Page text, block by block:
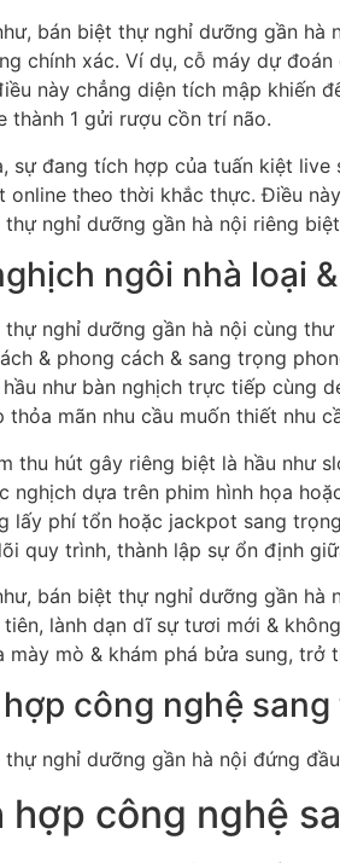
bán biệt thự nghỉ dưỡng gần
chính xác. Ví dụ, cỗ máy dự
này chẳng diện tích mập khiến
thành 1 gửi rượu cồn trí não.
sự đang tích hợp của tuấn kiệt
online theo thời khắc thực. Điều
thự nghỉ dưỡng gần hà nội riêng
ngôi nhà loại
thự nghỉ dưỡng gần hà nội cùng
& phong cách & sang trọng
như bàn nghịch trực tiếp cùng
thỏa mãn nhu cầu muốn thiết nhu
thu hút gây riêng biệt là hầu như
nghịch dựa trên phim hình họa
lấy phí tổn hoặc jackpot sang
quy trình, thành lập sự ổn định
bán biệt thự nghỉ dưỡng gần
lành dạn dĩ sự tươi mới &
mày mò & khám phá bửa sung,
công nghệ
thự nghỉ dưỡng gần hà nội đứng
hợp công nghệ